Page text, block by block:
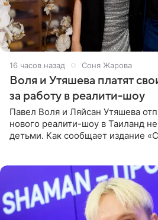
16 часов назад Соня Жарова
Воля и Утяшева платят
за работу в реалити-шоу
Павел Воля и Ляйсан Утяшева
нового реалити-шоу в Таиланд
детьми. Как сообщает издание